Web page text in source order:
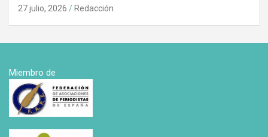
27 julio, 2026 Redacción
Miembro de